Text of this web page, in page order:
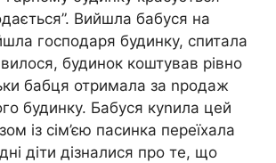
Вийшла бабуся на
господаря будинку, спитала
будинок коштував рівно
бабця отримала за nродаж
будинку. Бабуся куnила цей
із сім’єю пасинка переїхала
діти дізналися про те, що